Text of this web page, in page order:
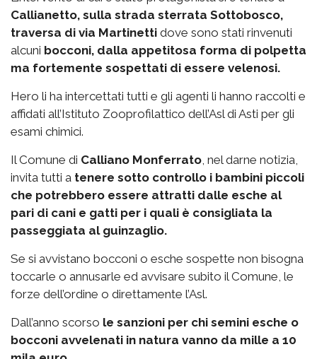
Callianetto, sulla strada sterrata Sottobosco,
traversa di via Martinetti dove sono stati rinvenuti
alcuni bocconi, dalla appetitosa forma di polpetta
ma fortemente sospettati di essere velenosi.
Hero li ha intercettati tutti e gli agenti li hanno raccolti e
affidati all’Istituto Zooprofilattico dell’Asl di Asti per gli
esami chimici.
Il Comune di Calliano Monferrato , nel darne notizia,
invita tutti a tenere sotto controllo i bambini piccoli
che potrebbero essere attratti dalle esche al
pari di cani e gatti per i quali è consigliata la
passeggiata al guinzaglio.
Se si avvistano bocconi o esche sospette non bisogna
toccarle o annusarle ed avvisare subito il Comune, le
forze dell’ordine o direttamente l’Asl.
Dall’anno scorso le sanzioni per chi semini esche o
bocconi avvelenati in natura vanno da mille a 10